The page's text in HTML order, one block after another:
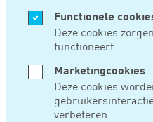
Functionele
Deze cookies
functioneert
Marketingcookies
Deze cookies
verbeteren
AUG 18, 2022
WEER